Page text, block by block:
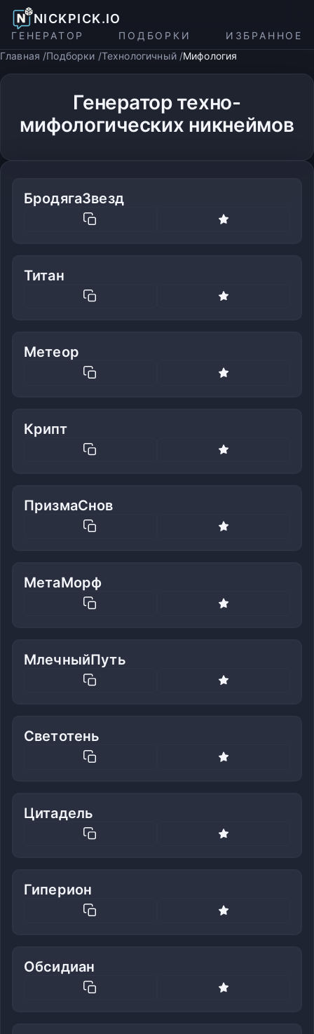
NICKPICK.IO
ГЕНЕРАТОР ПОДБОРКИ
ИЗБРАННОЕ
Главная
Подборки Технологичный Мифология
Генератор техно-
мифологических никнеймов
БродягаЗвезд
Титан
Метеор
Крипт
ПризмаСнов
МетаМорф
МлечныйПуть
Светотень
Цитадель
Гиперион
Обсидиан